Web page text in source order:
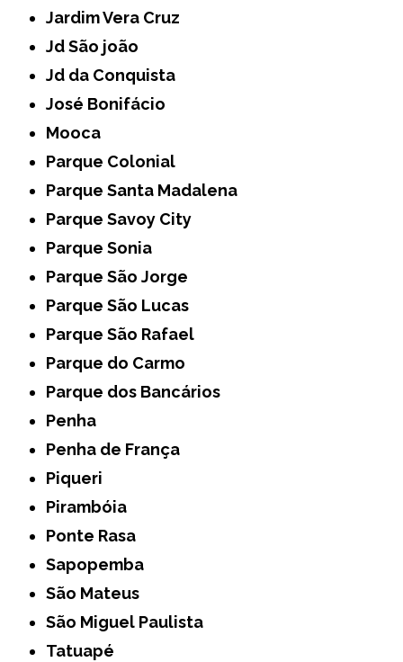
Jardim Vera Cruz
Jd São joão
Jd da Conquista
José Bonifácio
Mooca
Parque Colonial
Parque Santa Madalena
Parque Savoy City
Parque Sonia
Parque São Jorge
Parque São Lucas
Parque São Rafael
Parque do Carmo
Parque dos Bancários
Penha
Penha de França
Piqueri
Pirambóia
Ponte Rasa
Sapopemba
São Mateus
São Miguel Paulista
Tatuapé